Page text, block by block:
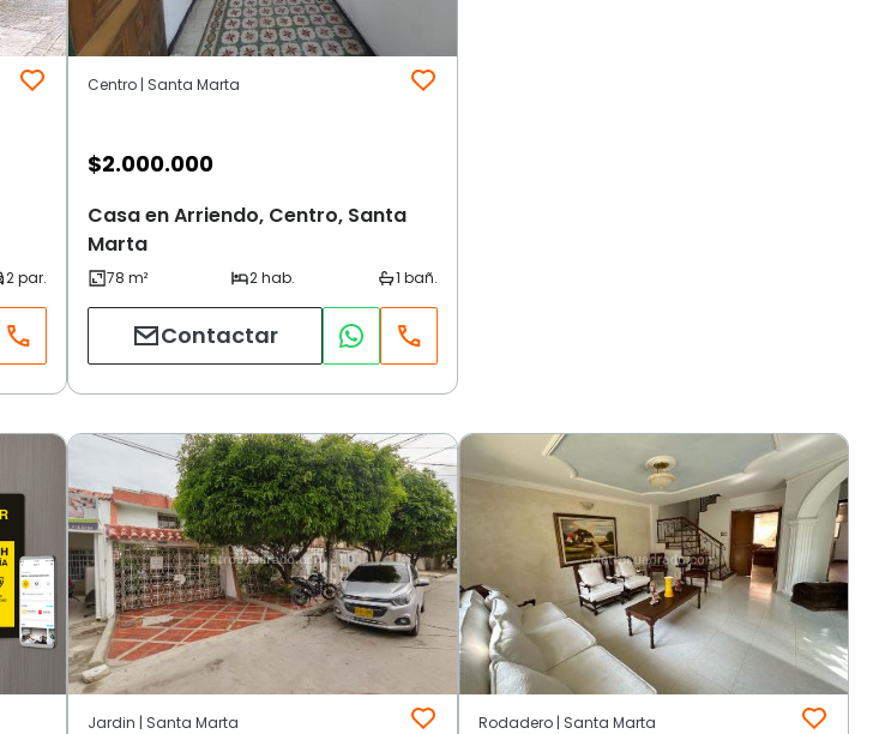
Centro | Santa Marta
$2.000.000
Casa en Arriendo, Centro, Santa
Marta
Contactar
Jardin | Santa Marta Rodadero | Santa Marta